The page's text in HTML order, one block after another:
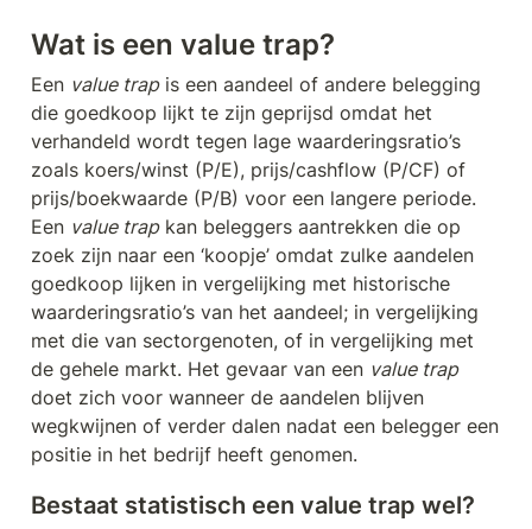
Wat is een value trap?
Een value trap is een aandeel of andere belegging
die goedkoop lijkt te zijn geprijsd omdat het
verhandeld wordt tegen lage waarderingsratio’s
zoals koers/winst (P/E), prijs/cashflow (P/CF) of
prijs/boekwaarde (P/B) voor een langere periode.
Een value trap kan beleggers aantrekken die op
zoek zijn naar een ‘koopje’ omdat zulke aandelen
goedkoop lijken in vergelijking met historische
waarderingsratio’s van het aandeel; in vergelijking
met die van sectorgenoten, of in vergelijking met
de gehele markt. Het gevaar van een value trap
doet zich voor wanneer de aandelen blijven
wegkwijnen of verder dalen nadat een belegger een
positie in het bedrijf heeft genomen.
Bestaat statistisch een value trap wel?